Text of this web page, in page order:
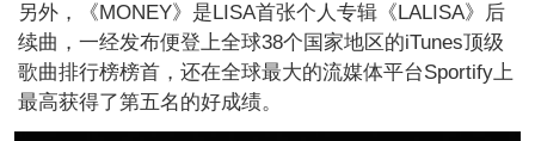
另外，《MONEY》是LISA首张个人专辑《LALISA》后
续曲，一经发布便登上全球38个国家地区的iTunes顶级
歌曲排行榜榜首，还在全球最大的流媒体平台Sportify上
最高获得了第五名的好成绩。